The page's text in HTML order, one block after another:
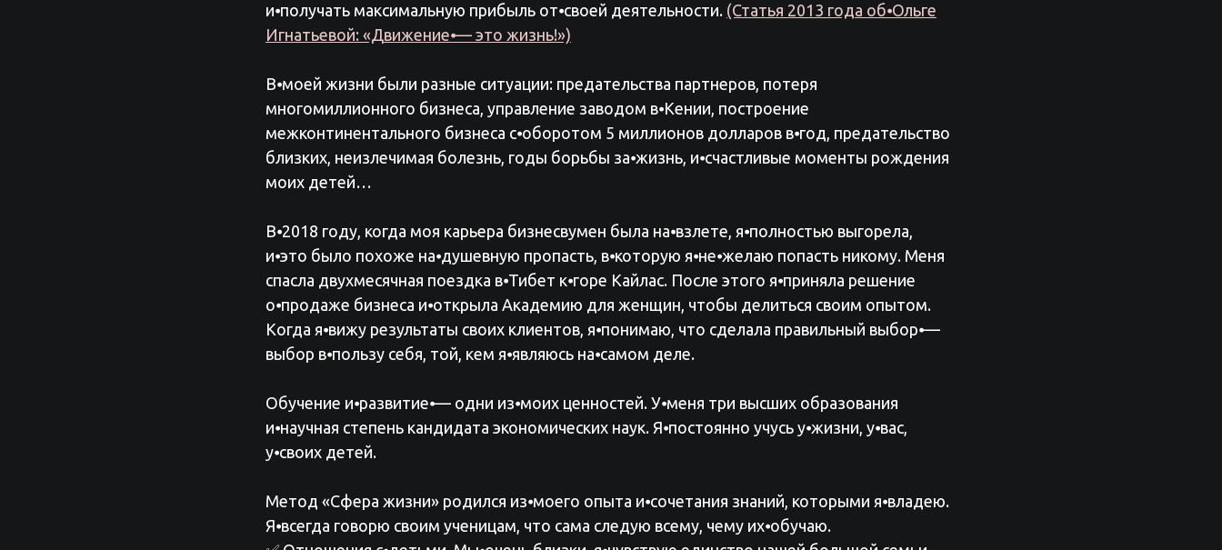
и⦁получать максимальную прибыль от⦁своей деятельности. (Статья 2013 года об⦁Ольге
Игнатьевой: «Движение⦁— это жизнь!»)
В⦁моей жизни были разные ситуации: предательства партнеров, потеря
многомиллионного бизнеса, управление заводом в⦁Кении, построение
межконтинентального бизнеса с⦁оборотом 5 миллионов долларов в⦁год, предательство
близких, неизлечимая болезнь, годы борьбы за⦁жизнь, и⦁счастливые моменты рождения
моих детей…
В⦁2018 году, когда моя карьера бизнесвумен была на⦁взлете, я⦁полностью выгорела,
и⦁это было похоже на⦁душевную пропасть, в⦁которую я⦁не⦁желаю попасть никому. Меня
спасла двухмесячная поездка в⦁Тибет к⦁горе Кайлас. После этого я⦁приняла решение
о⦁продаже бизнеса и⦁открыла Академию для женщин, чтобы делиться своим опытом.
Когда я⦁вижу результаты своих клиентов, я⦁понимаю, что сделала правильный выбор⦁—
выбор в⦁пользу себя, той, кем я⦁являюсь на⦁самом деле.
Обучение и⦁развитие⦁— одни из⦁моих ценностей. У⦁меня три высших образования
и⦁научная степень кандидата экономических наук. Я⦁постоянно учусь у⦁жизни, у⦁вас,
у⦁своих детей.
Метод «Сфера жизни» родился из⦁моего опыта и⦁сочетания знаний, которыми я⦁владею.
Я⦁всегда говорю своим ученицам, что сама следую всему, чему их⦁обучаю.